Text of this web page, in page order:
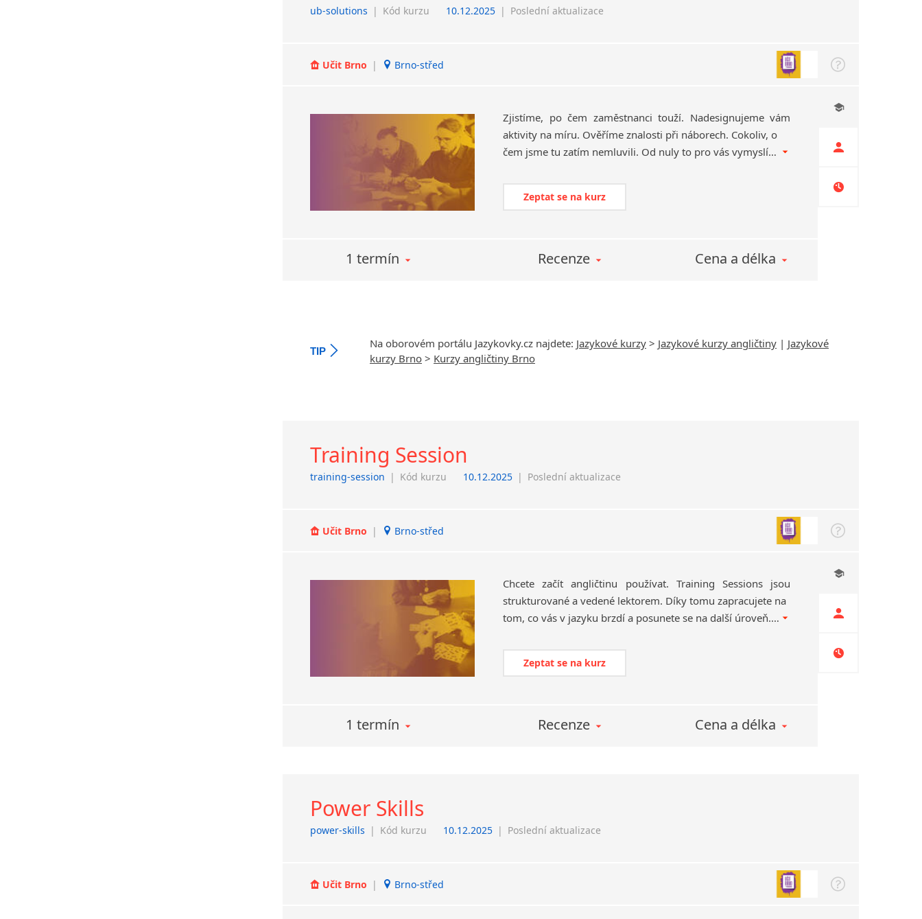
ub-solutions | Kód kurzu 10.12.2025 | Poslední aktualizace
Učit Brno | Brno-střed
Zjistíme, po čem zaměstnanci touží. Nadesignujeme vám
aktivity na míru. Ověříme znalosti při náborech. Cokoliv, o
čem jsme tu zatím nemluvili. Od nuly to pro vás vymyslíme nebo vám pomůžeme s realizací.
Zeptat se na kurz
1 termín Recenze Cena a délka
TIP
Na oborovém portálu Jazykovky.cz najdete: Jazykové kurzy > Jazykové kurzy angličtiny | Jazykové
kurzy Brno > Kurzy angličtiny Brno
Training Session
training-session | Kód kurzu 10.12.2025 | Poslední aktualizace
Učit Brno | Brno-střed
Chcete začít angličtinu používat. Training Sessions jsou
strukturované a vedené lektorem. Díky tomu zapracujete na
tom, co vás v jazyku brzdí a posunete se na další úroveň. Namísto zázračných metod vás čeká kvalitní vedení.
Zeptat se na kurz
1 termín Recenze Cena a délka
Power Skills
power-skills | Kód kurzu 10.12.2025 | Poslední aktualizace
Učit Brno | Brno-střed